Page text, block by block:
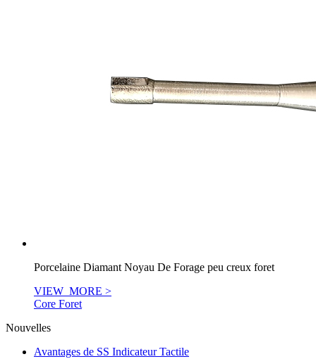
Porcelaine Diamant Noyau De Forage peu creux foret
VIEW_MORE >
Core Foret
Nouvelles
Avantages de SS Indicateur Tactile